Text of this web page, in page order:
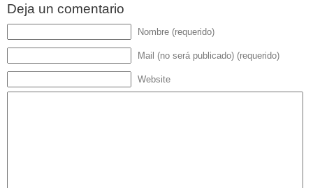
Deja un comentario
Nombre (requerido)
Mail (no será publicado) (requerido)
Website